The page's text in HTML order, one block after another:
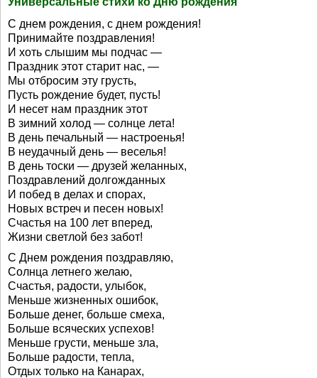
С днем рождения, с днем рождения!
Принимайте поздравления!
И хоть слышим мы подчас —
Праздник этот старит нас, —
Мы отбросим эту грусть,
Пусть рождение будет, пусть!
И несет нам праздник этот
В зимний холод — солнце лета!
В день печальный — настроенья!
В неудачный день — веселья!
В день тоски — друзей желанных,
Поздравлений долгожданных
И побед в делах и спорах,
Новых встреч и песен новых!
Счастья на 100 лет вперед,
Жизни светлой без забот!
С Днем рождения поздравляю,
Солнца летнего желаю,
Счастья, радости, улыбок,
Меньше жизненных ошибок,
Больше денег, больше смеха,
Больше всяческих успехов!
Меньше грусти, меньше зла,
Больше радости, тепла,
Отдых только на Канарах,